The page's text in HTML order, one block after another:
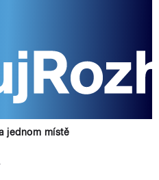
jednom místě